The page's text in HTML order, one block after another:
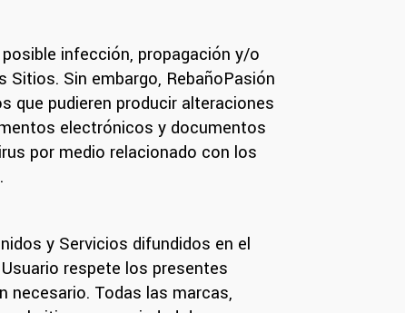
infección, propagación y/o
Sin embargo, RebañoPasión
que pudieren producir alteraciones
electrónicos y documentos
por medio relacionado con los
y Servicios difundidos en el
respete los presentes
necesario. Todas las marcas,